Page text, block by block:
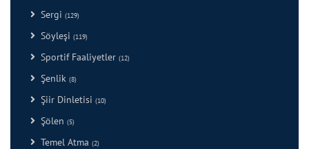
Sergi (129)
Söyleşi (119)
Sportif Faaliyetler (12)
Şenlik (8)
Şiir Dinletisi (10)
Şölen (5)
Temel Atma (2)